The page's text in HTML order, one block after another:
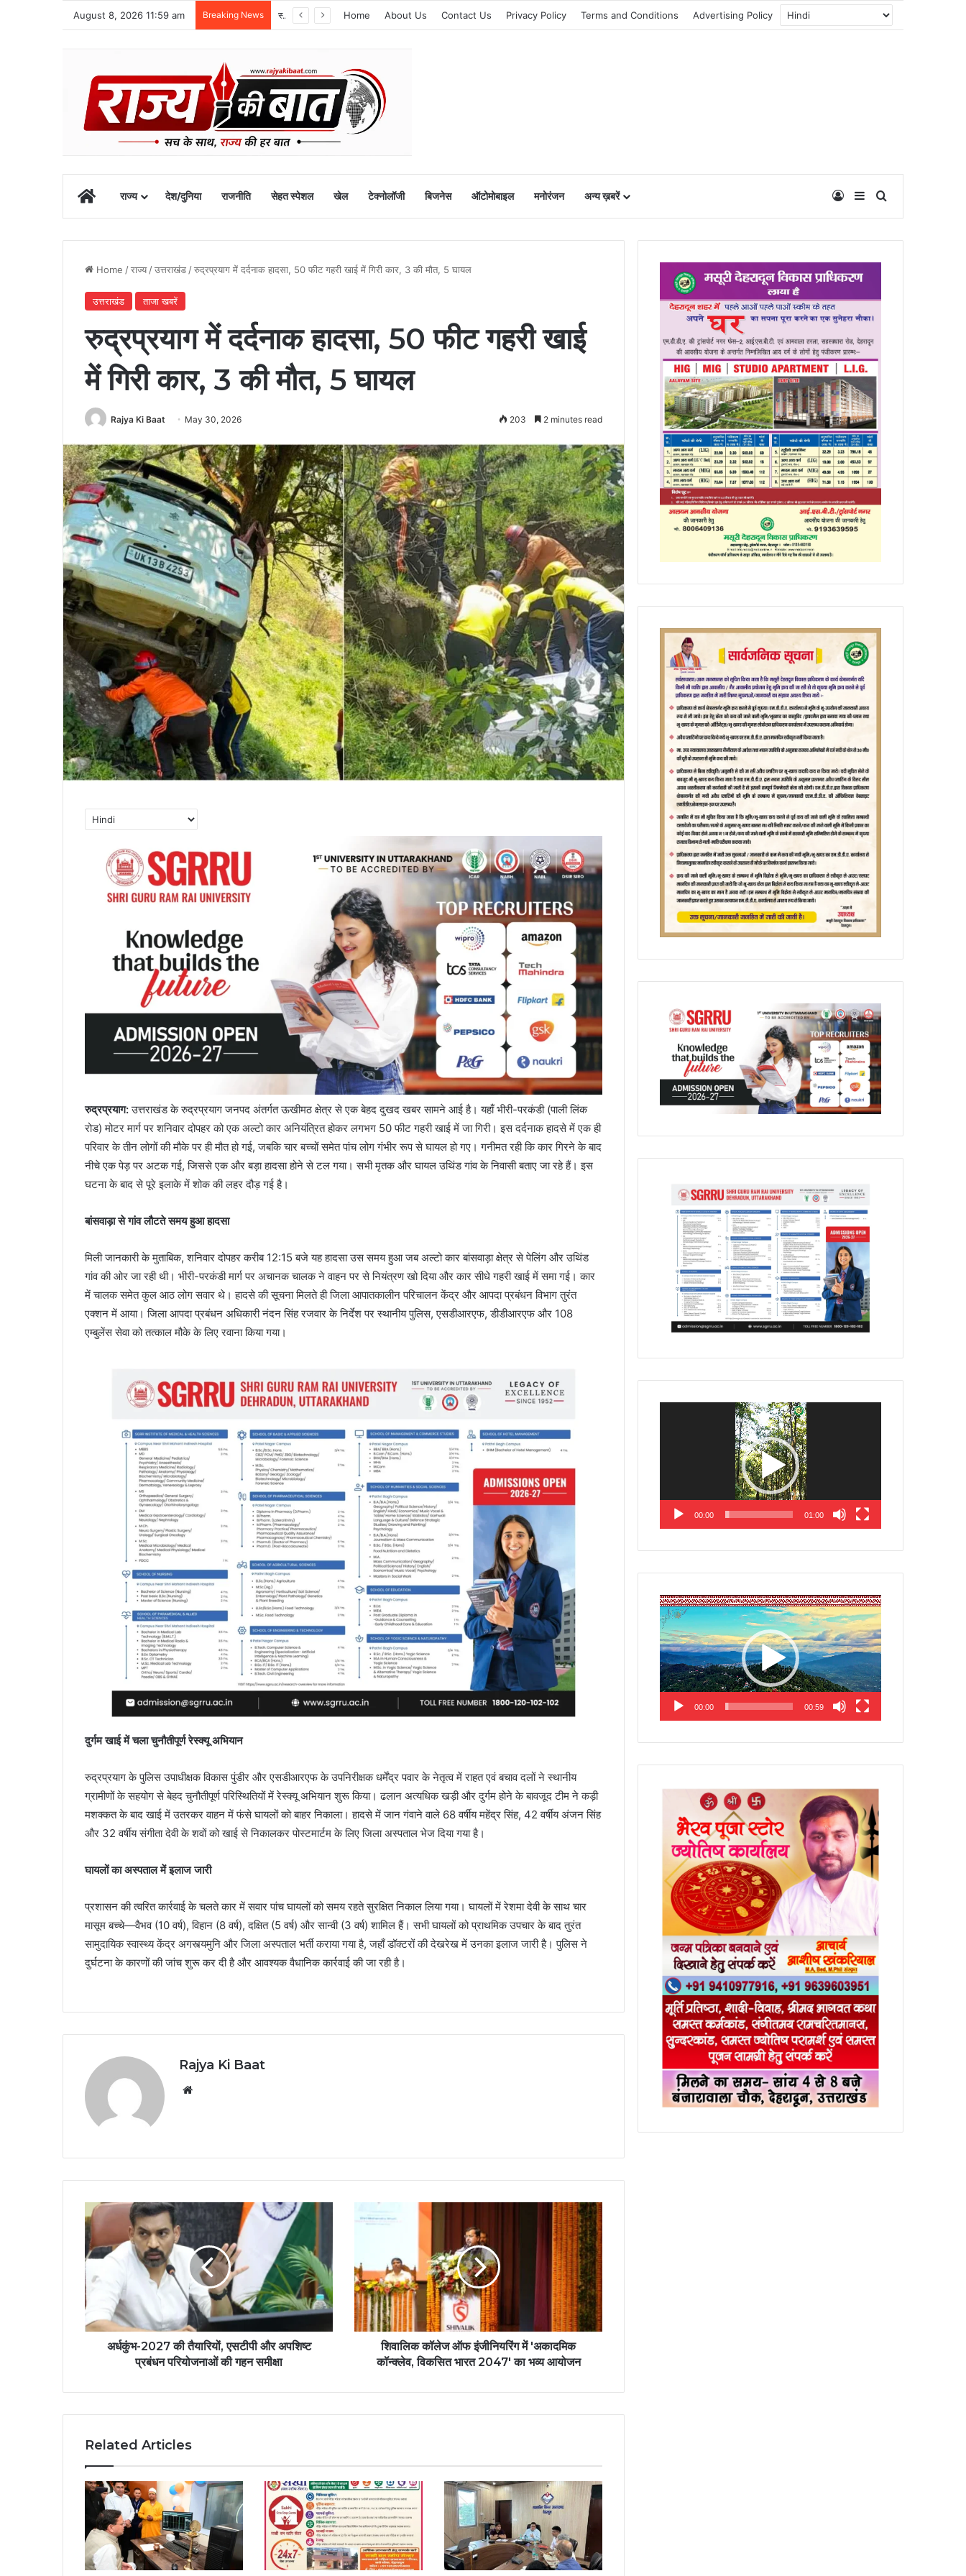
August 8, 2026 11:59 am Breaking News 1 सितंबर से शुरू होगा खेल महाकुंभ-2026, चार चरणों में होंगी प्रतियोगिताएं Home About Us Contact Us Privacy Policy Terms and Conditions Advertising Policy
Homeराज्य देश/दुनिया राजनीति सेहत स्पेशल खेल टेक्नोलॉजी बिजनेस ऑटोमोबाइल मनोरंजन अन्य ख़बरें Log InSidebar
Home /राज्य /उत्तराखंड /रुद्रप्रयाग में दर्दनाक हादसा, 50 फीट गहरी खाई में गिरी कार, 3 की मौत, 5 घायल
उत्तराखंड ताजा खबरें
रुद्रप्रयाग में दर्दनाक हादसा, 50 फीट गहरी खाई
में गिरी कार, 3 की मौत, 5 घायल
Rajya Ki Baat May 30, 2026 203 2 minutes read
रुद्रप्रयाग:उत्तराखंड के रुद्रप्रयाग जनपद अंतर्गत ऊखीमठ क्षेत्र से एक बेहद दुखद खबर सामने आई है। यहाँ भीरी-परकंडी (पाली लिंक
रोड) मोटर मार्ग पर शनिवार दोपहर को एक अल्टो कार अनियंत्रित होकर लगभग 50 फीट गहरी खाई में जा गिरी। इस दर्दनाक हादसे में एक ही
परिवार के तीन लोगों की मौके पर ही मौत हो गई, जबकि चार बच्चों समेत पांच लोग गंभीर रूप से घायल हो गए। गनीमत रही कि कार गिरने के बाद
नीचे एक पेड़ पर अटक गई, जिससे एक और बड़ा हादसा होने से टल गया। सभी मृतक और घायल उथिंड गांव के निवासी बताए जा रहे हैं। इस
घटना के बाद से पूरे इलाके में शोक की लहर दौड़ गई है।
बांसवाड़ा से गांव लौटते समय हुआ हादसा
मिली जानकारी के मुताबिक, शनिवार दोपहर करीब 12:15 बजे यह हादसा उस समय हुआ जब अल्टो कार बांसवाड़ा क्षेत्र से पेलिंग और उथिंड
गांव की ओर जा रही थी। भीरी-परकंडी मार्ग पर अचानक चालक ने वाहन पर से नियंत्रण खो दिया और कार सीधे गहरी खाई में समा गई। कार
में चालक समेत कुल आठ लोग सवार थे। हादसे की सूचना मिलते ही जिला आपातकालीन परिचालन केंद्र और आपदा प्रबंधन विभाग तुरंत
एक्शन में आया। जिला आपदा प्रबंधन अधिकारी नंदन सिंह रजवार के निर्देश पर स्थानीय पुलिस, एसडीआरएफ, डीडीआरएफ और 108
एम्बुलेंस सेवा को तत्काल मौके के लिए रवाना किया गया।
दुर्गम खाई में चला चुनौतीपूर्ण रेस्क्यू अभियान
रुद्रप्रयाग के पुलिस उपाधीक्षक विकास पुंडीर और एसडीआरएफ के उपनिरीक्षक धर्मेंद्र पवार के नेतृत्व में राहत एवं बचाव दलों ने स्थानीय
ग्रामीणों के सहयोग से बेहद चुनौतीपूर्ण परिस्थितियों में रेस्क्यू अभियान शुरू किया। ढलान अत्यधिक खड़ी और दुर्गम होने के बावजूद टीम ने कड़ी
मशक्कत के बाद खाई में उतरकर वाहन में फंसे घायलों को बाहर निकाला। हादसे में जान गंवाने वाले 68 वर्षीय महेंद्र सिंह, 42 वर्षीय अंजन सिंह
और 32 वर्षीय संगीता देवी के शवों को खाई से निकालकर पोस्टमार्टम के लिए जिला अस्पताल भेज दिया गया है।
घायलों का अस्पताल में इलाज जारी
प्रशासन की त्वरित कार्रवाई के चलते कार में सवार पांच घायलों को समय रहते सुरक्षित निकाल लिया गया। घायलों में रेशमा देवी के साथ चार
मासूम बच्चे—वैभव (10 वर्ष), विहान (8 वर्ष), दक्षित (5 वर्ष) और सान्वी (3 वर्ष) शामिल हैं। सभी घायलों को प्राथमिक उपचार के बाद तुरंत
सामुदायिक स्वास्थ्य केंद्र अगस्त्यमुनि और जिला अस्पताल भर्ती कराया गया है, जहाँ डॉक्टरों की देखरेख में उनका इलाज जारी है। पुलिस ने
दुर्घटना के कारणों की जांच शुरू कर दी है और आवश्यक वैधानिक कार्रवाई की जा रही है।
Rajya Ki Baat
अर्धकुंभ-2027 की तैयारियों, एसटीपी और अपशिष्ट
प्रबंधन परियोजनाओं की गहन समीक्षा
शिवालिक कॉलेज ऑफ इंजीनियरिंग में 'अकादमिक
कॉन्क्लेव, विकसित भारत 2047' का भव्य आयोजन
Related Articles
00:00 01:00
Video
Player
00:00 00:59